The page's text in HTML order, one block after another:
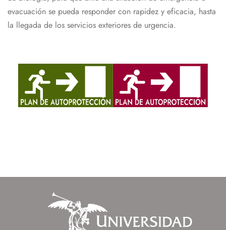
evacuación se pueda responder con rapidez y eficacia, hasta
la llegada de los servicios exteriores de urgencia.